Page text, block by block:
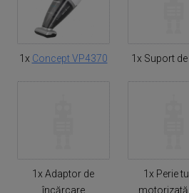
1x Concept VP4370 1x Suport de
1x Adaptor de
încărcare
1x Perie
motorizată